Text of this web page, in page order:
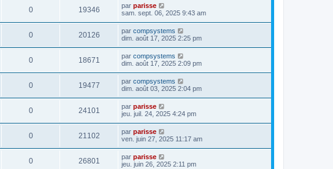
0 19346 par parisse
sam. sept. 06, 2025 9:43 am
0 20126 par compsystems
dim. août 17, 2025 2:25 pm
0 18671 par compsystems
dim. août 17, 2025 2:09 pm
0 19477 par compsystems
dim. août 03, 2025 2:04 pm
0 24101 par parisse
jeu. juil. 24, 2025 4:24 pm
0 21102 par parisse
ven. juin 27, 2025 11:17 am
0 26801 par parisse
jeu. juin 26, 2025 2:11 pm